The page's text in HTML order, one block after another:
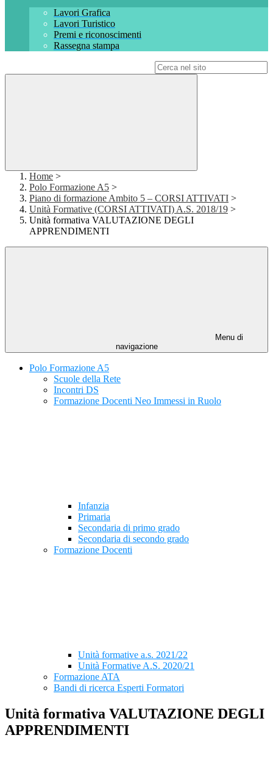
Lavori Grafica
Lavori Turistico
Premi e riconoscimenti
Rassegna stampa
Home >
Polo Formazione A5 >
Piano di formazione Ambito 5 – CORSI ATTIVATI >
Unità Formative (CORSI ATTIVATI) A.S. 2018/19 >
Unità formativa VALUTAZIONE DEGLI
APPRENDIMENTI
Menu di
navigazione
Polo Formazione A5
Scuole della Rete
Incontri DS
Formazione Docenti Neo Immessi in Ruolo
Infanzia
Primaria
Secondaria di primo grado
Secondaria di secondo grado
Formazione Docenti
Unità formative a.s. 2021/22
Unità Formative A.S. 2020/21
Formazione ATA
Bandi di ricerca Esperti Formatori
Unità formativa VALUTAZIONE DEGLI
APPRENDIMENTI